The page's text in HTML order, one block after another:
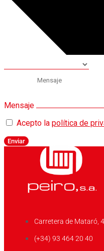
Mensaje
Acepto la política de
Enviar
Carretera de Mataró,
(+34) 93 464 20 40